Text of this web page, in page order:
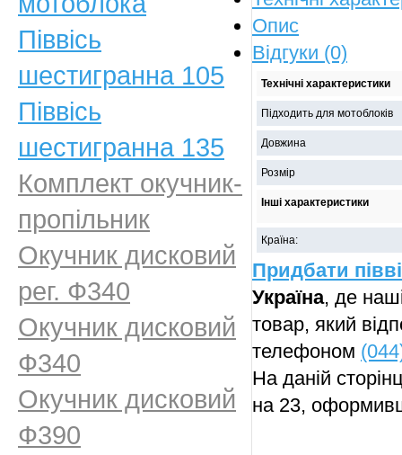
Опис
Відгуки (0)
Технічні характеристики
Підходить для мотоблоків
Довжина
Розмір
Інші характеристики
Країна:
Придбати
Україна, де
товар, який
телефоном
На даній
на 23,
Піввісь
шестигранна 105
Піввісь
шестигранна 135
Комплект окучник-
пропільник
Окучник дисковий
рег. Ф340
Окучник дисковий
Ф340
Окучник дисковий
Ф390